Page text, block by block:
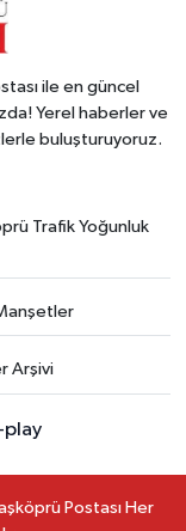
ile en güncel
Yerel haberler ve
buluşturuyoruz.
Trafik Yoğunluk
Arşivi
Postası Her